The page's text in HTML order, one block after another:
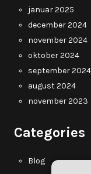
januar 2025
december 2024
november 2024
oktober 2024
september 2024
august 2024
november 2023
Categories
Blog